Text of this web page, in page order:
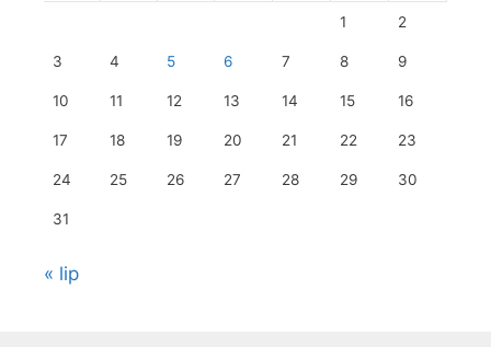
1 2
3 4 5 6 7 8 9
10 11 12 13 14 15 16
17 18 19 20 21 22 23
24 25 26 27 28 29 30
31
« lip